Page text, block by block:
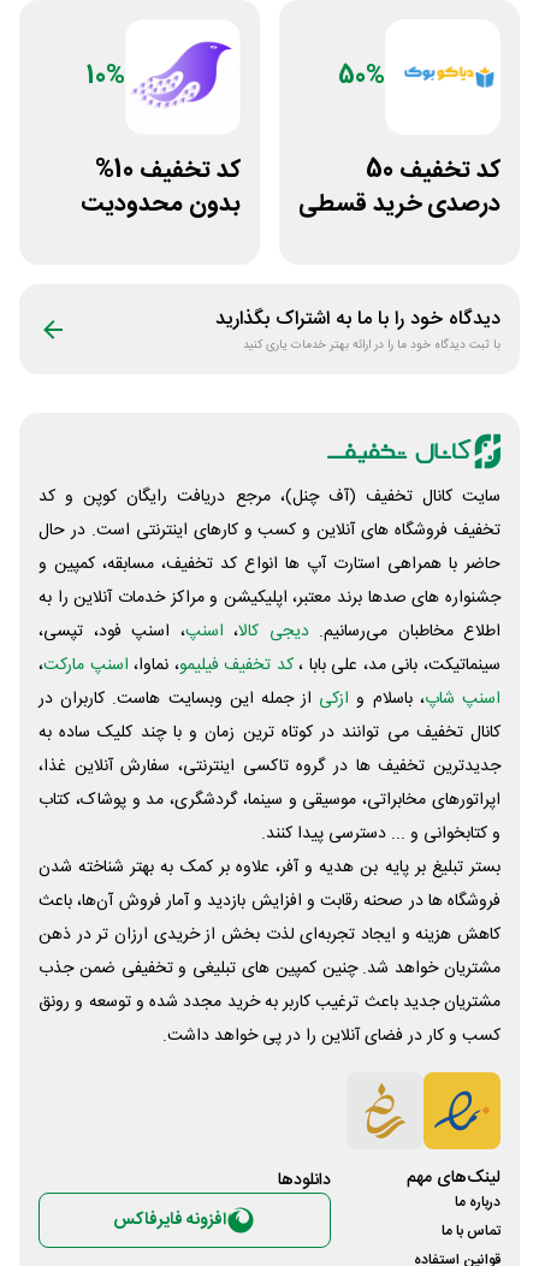
50%
کد تخفیف 50
درصدی خرید قسطی
10%
کد تخفیف 10%
بدون محدودیت
دیدگاه خود را با ما به اشتراک بگذارید
با ثبت دیدگاه خود ما را در ارائه بهتر خدمات یاری کنید
سایت کانال تخفیف (آف چنل)، مرجع دریافت رایگان کوپن و کد
تخفیف فروشگاه های آنلاین و کسب و‌ کارهای اینترنتی است. در حال
حاضر با همراهی استارت آپ ها انواع کد تخفیف، مسابقه، کمپین و
جشنواره های صدها برند معتبر، اپلیکیشن و مراکز خدمات آنلاین را به
اطلاع مخاطبان می‌رسانیم. دیجی کالا، اسنپ، اسنپ فود، تپسی،
سینماتیکت، بانی مد، علی‌ بابا ،کد تخفیف فیلیمو، نماوا، اسنپ مارکت،
اسنپ شاپ، باسلام و ازکی از جمله این وبسایت ‌هاست. کاربران در
کانال تخفیف می توانند در کوتاه ترین زمان و با چند کلیک ساده به
جدیدترین تخفیف ها در گروه تاکسی اینترنتی، سفارش آنلاین غذا،
اپراتورهای مخابراتی، موسیقی و سینما، گردشگری، مد و پوشاک، کتاب
و کتابخوانی و ... دسترسی پیدا کنند.
بستر تبلیغ بر پایه بن هدیه و آفر، علاوه بر کمک به بهتر شناخته شدن
فروشگاه ها در صحنه رقابت و افزایش بازدید و آمار فروش آن‌ها، باعث
کاهش هزینه و ایجاد تجربه‌ای لذت بخش از خریدی ارزان تر در ذهن
مشتریان خواهد شد. چنین کمپین های تبلیغی و تخفیفی ضمن جذب
مشتریان جدید باعث ترغیب کاربر به خرید مجدد شده و توسعه و رونق
کسب و کار در فضای آنلاین را در پی خواهد داشت.
لینک‌های مهم
درباره ما
تماس با ما
قوانین استفاده
دانلود‌ها
افزونه فایرفاکس